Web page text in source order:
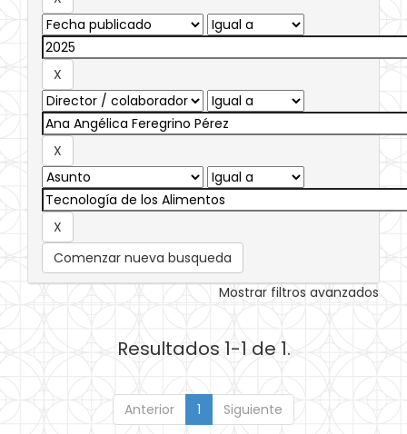
Comenzar nueva busqueda
Mostrar filtros avanzados
Resultados 1-1 de 1.
Anterior 1 Siguiente